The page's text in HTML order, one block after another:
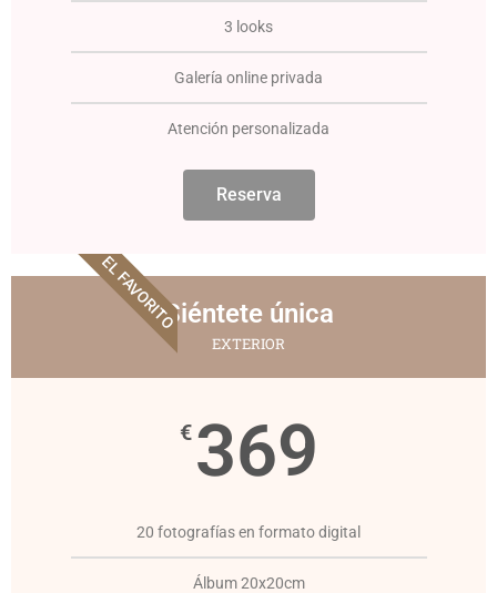
3 looks
Galería online privada
Atención personalizada
Reserva
EL FAVORITOSiéntete única
EXTERIOR
€ 369
20 fotografías en formato digital
Álbum 20x20cm